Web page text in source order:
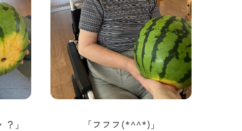
・・？」 「フフフ(*^^*)」